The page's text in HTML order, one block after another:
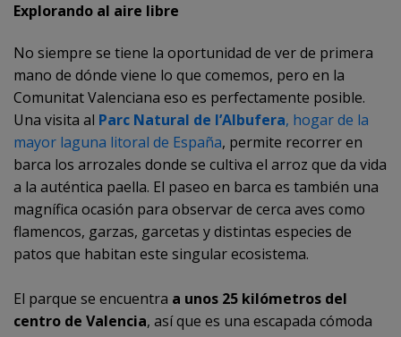
Explorando al aire libre
No siempre se tiene la oportunidad de ver de primera
mano de dónde viene lo que comemos, pero en la
Comunitat Valenciana eso es perfectamente posible.
Una visita al Parc Natural de l’Albufera, hogar de la
mayor laguna litoral de España, permite recorrer en
barca los arrozales donde se cultiva el arroz que da vida
a la auténtica paella. El paseo en barca es también una
magnífica ocasión para observar de cerca aves como
flamencos, garzas, garcetas y distintas especies de
patos que habitan este singular ecosistema.
El parque se encuentra a unos 25 kilómetros del
centro de Valencia, así que es una escapada cómoda